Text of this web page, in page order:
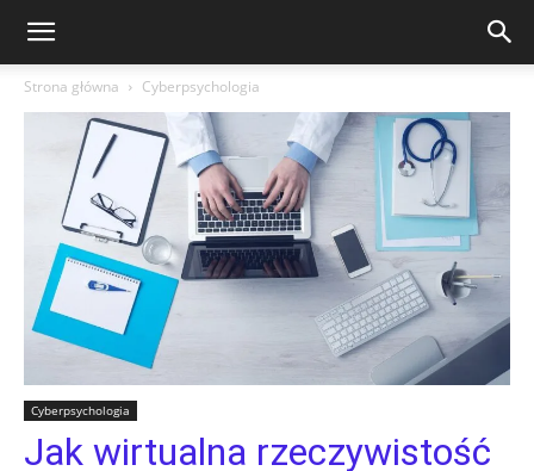
Strona główna Cyberpsychologia
Cyberpsychologia
Jak wirtualna rzeczywistość